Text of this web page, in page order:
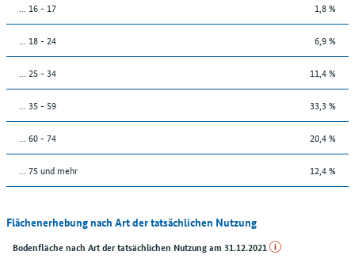
... 16 - 17 1,8 %
... 18 - 24 6,9 %
... 25 - 34 11,4 %
... 35 - 59 33,3 %
... 60 - 74 20,4 %
... 75 und mehr 12,4 %
Flächenerhebung nach Art der tatsächlichen Nutzung
Bodenfläche nach Art der tatsächlichen Nutzung am 31.12.2021